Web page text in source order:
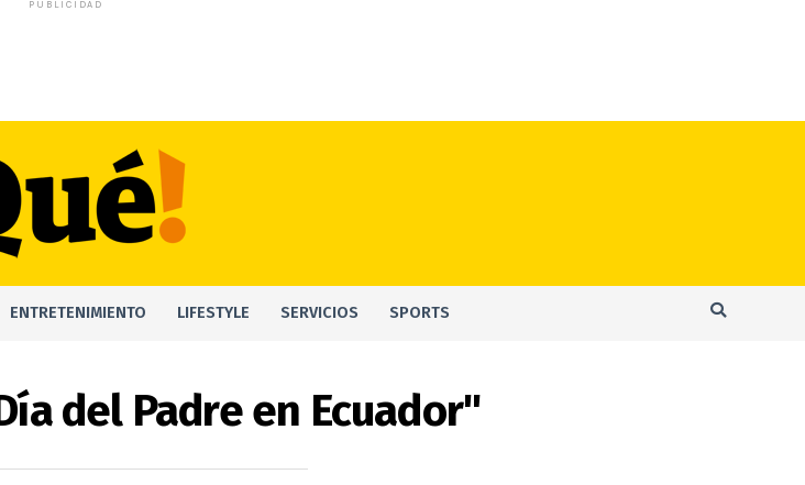
PUBLICIDAD
ENTRETENIMIENTO LIFESTYLE SERVICIOS SPORTS
del Padre en Ecuador"